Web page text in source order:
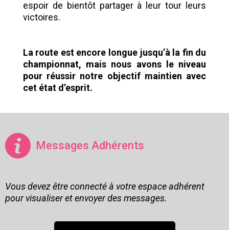
espoir de bientôt partager à leur tour leurs
victoires.
La route est encore longue jusqu’à la fin du
championnat, mais nous avons le niveau
pour réussir notre objectif maintien avec
cet état d’esprit.
Messages Adhérents
Vous devez être connecté à votre espace adhérent
pour visualiser et envoyer des messages.